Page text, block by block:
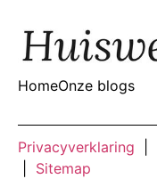
HomeOnze blogs
Privacyverklaring
Sitemap